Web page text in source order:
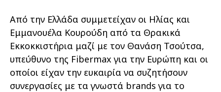
Από την Ελλάδα συμμετείχαν οι Ηλίας και
Εμμανουέλα Κουρούδη από τα Θρακικά
Εκκοκκιστήρια μαζί με τον Θανάση Τσούτσα,
υπεύθυνο της Fibermax για την Ευρώπη και οι
οποίοι είχαν την ευκαιρία να συζητήσουν
συνεργασίες με τα γνωστά brands για το